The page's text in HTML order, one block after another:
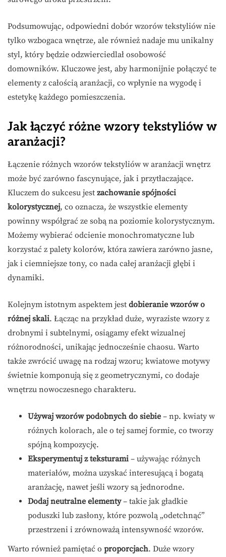
Podsumowując, odpowiedni dobór wzorów tekstyliów nie
tylko wzbogaca wnętrze, ale również nadaje mu unikalny
styl, który będzie odzwierciedlał osobowość
domowników. Kluczowe jest, aby harmonijnie połączyć te
elementy z całością aranżacji, co wpłynie na wygodę i
estetykę każdego pomieszczenia.
Jak łączyć różne wzory tekstyliów w
aranżacji?
Łączenie różnych wzorów tekstyliów w aranżacji wnętrz
może być zarówno fascynujące, jak i przytłaczające.
Kluczem do sukcesu jest zachowanie spójności
kolorystycznej, co oznacza, że wszystkie elementy
powinny współgrać ze sobą na poziomie kolorystycznym.
Możemy wybierać odcienie monochromatyczne lub
korzystać z palety kolorów, która zawiera zarówno jasne,
jak i ciemniejsze tony, co nada całej aranżacji głębi i
dynamiki.
Kolejnym istotnym aspektem jest dobieranie wzorów o
różnej skali. Łącząc na przykład duże, wyraziste wzory z
drobnymi i subtelnymi, osiągamy efekt wizualnej
różnorodności, unikając jednocześnie chaosu. Warto
także zwrócić uwagę na rodzaj wzoru; kwiatowe motywy
świetnie komponują się z geometrycznymi, co dodaje
wnętrzu nowoczesnego charakteru.
Używaj wzorów podobnych do siebie – np. kwiaty w
różnych kolorach, ale o tej samej formie, co tworzy
spójną kompozycję.
Eksperymentuj z teksturami – używając różnych
materiałów, można uzyskać interesującą i bogatą
aranżację, nawet jeśli wzory są jednorodne.
Dodaj neutralne elementy– takie jak gładkie
poduszki lub zasłony, które pozwolą „odetchnąć”
przestrzeni i zrównoważą intensywność wzorów.
Warto również pamiętać o proporcjach. Duże wzory